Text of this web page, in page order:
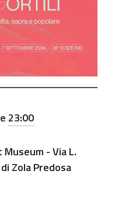
23:00
- Via L.
Zola Predosa